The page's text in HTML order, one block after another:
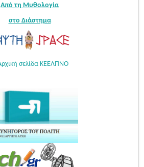
Από τη Μυθολογία
στο Διάστημα